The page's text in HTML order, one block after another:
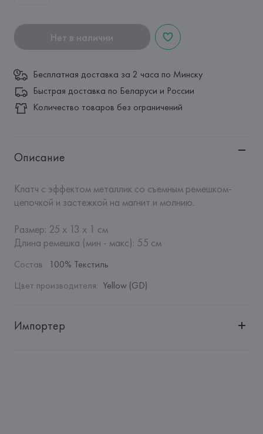
Нет в наличии
Бесплатная доставка за 2 часа по Минску
Быстрая доставка по Беларуси и России
Количество товаров без ограничений
Описание
Клатч с эффектом металлик со съемным ремешком-
цепочкой и застежкой на магнит и молнию.
Размер: 25 x 13 x 1 см
Длина ремешка (мин - макс): 55 см
Состав: 100% Текстиль
Цвет производителя: Yellow (GD)
Импортер